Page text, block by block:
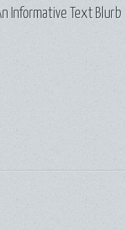
Informative Text Blurb